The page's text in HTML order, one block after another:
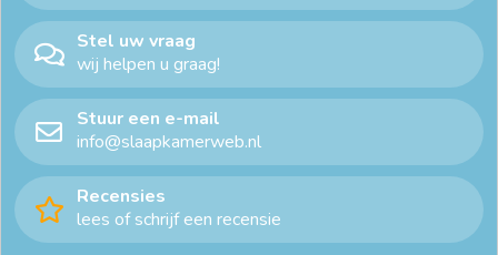
Stel uw vraag
wij helpen u graag!
Stuur een e-mail
info@slaapkamerweb.nl
Recensies
lees of schrijf een recensie